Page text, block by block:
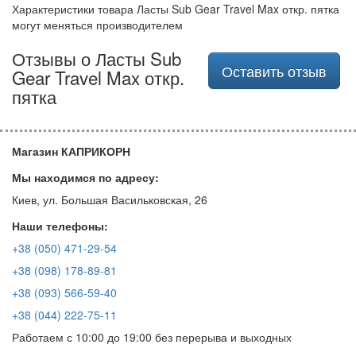
Характеристики товара Ласты Sub Gear Travel Max откр. пятка
могут меняться производителем
Оставить отзыв
Отзывы о Ласты Sub
Gear Travel Max откр.
пятка
Магазин КАПРИКОРН
Мы находимся по адресу:
Киев, ул. Большая Васильковская, 26
Наши телефоны:
+38 (050) 471-29-54
+38 (098) 178-89-81
+38 (093) 566-59-40
+38 (044) 222-75-11
Работаем с 10:00 до 19:00 без перерыва и выходных